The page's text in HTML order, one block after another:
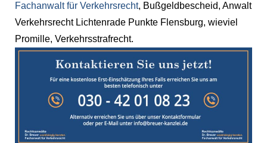
Fachanwalt für Verkehrsrecht, Bußgeldbescheid, Anwalt
Verkehrsrecht Lichtenrade Punkte Flensburg, wieviel
Promille, Verkehrsstrafrecht.